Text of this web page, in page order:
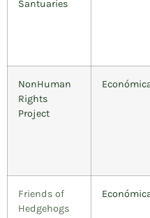
Santuaries
NonHuman
Rights
Project
Friends of
Hedgehogs